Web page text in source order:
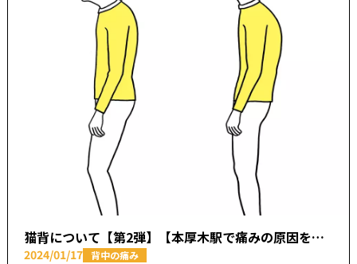
猫背について【第2弾】【本厚木駅で痛みの原因を取り除く あかつき整骨院】
2024/01/17 背中の痛み